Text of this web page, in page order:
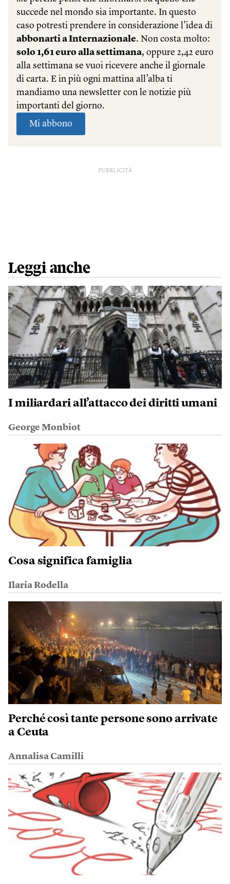
PUBBLICITÀ
Leggi anche
I miliardari all’attacco dei diritti umani
George Monbiot
Cosa significa famiglia
Ilaria Rodella
Perché così tante persone sono arrivate
a Ceuta
Annalisa Camilli